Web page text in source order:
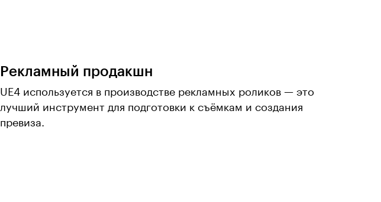
Рекламный продакшн
UE4 используется в производстве рекламных роликов — это
лучший инструмент для подготовки к съёмкам и создания
превиза.